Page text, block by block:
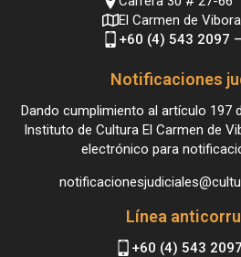
El Carmen de
+60 (4) 543 2097
Notificaciones
Dando cumplimiento al artículo 197
Instituto de Cultura El Carmen de
electrónico para
Línea
+60 (4) 543